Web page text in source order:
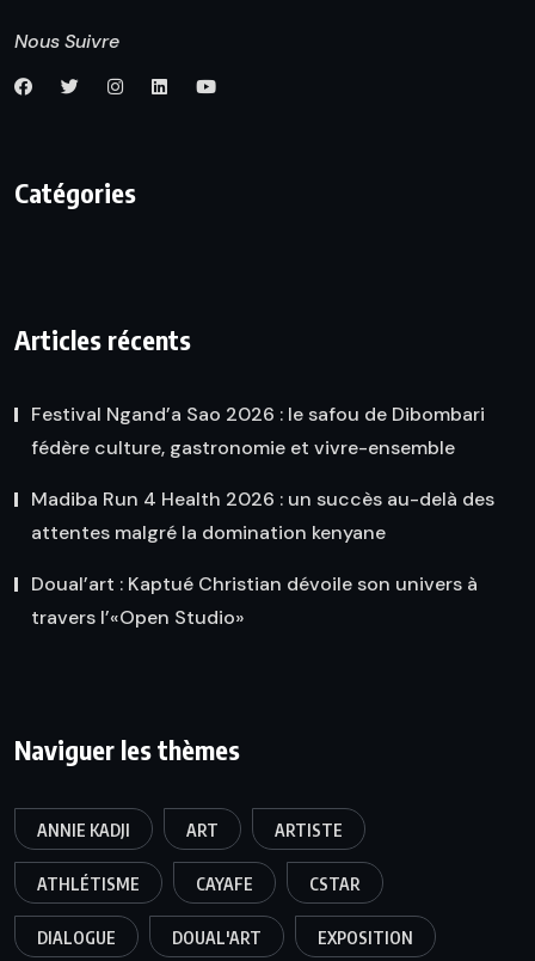
Nous Suivre
Catégories
Articles récents
Festival Ngand’a Sao 2026 : le safou de Dibombari
fédère culture, gastronomie et vivre-ensemble
Madiba Run 4 Health 2026 : un succès au-delà des
attentes malgré la domination kenyane
Doual’art : Kaptué Christian dévoile son univers à
travers l’«Open Studio»
Naviguer les thèmes
ANNIE KADJI ART ARTISTE
ATHLÉTISME CAYAFE CSTAR
DIALOGUE DOUAL'ART EXPOSITION